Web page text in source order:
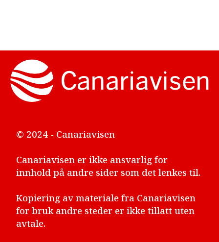
© 2024 - Canariavisen
Canariavisen er ikke ansvarlig for
innhold på andre sider som det lenkes til.
Kopiering av materiale fra Canariavisen
for bruk andre steder er ikke tillatt uten
avtale.